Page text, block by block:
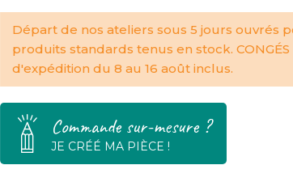
Départ de nos ateliers sous 5 jours ouvrés
produits standards tenus en stock. CONGÉS
d'expédition du 8 au 16 août inclus.
Commande sur-mesure ?
JE CRÉÉ MA PIÈCE !